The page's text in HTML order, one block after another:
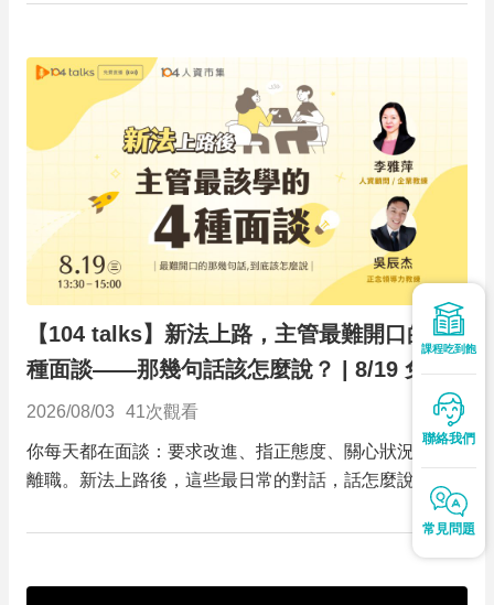
課程吃到飽
聯絡我們
常見問題
【104 talks】新法上路，主管最難開口的四
種面談——那幾句話該怎麼說？ | 8/19 免費
直播
2026/08/03 41次觀看
你每天都在面談：要求改進、指正態度、關心狀況、慰留
離職。新法上路後，這些最日常的對話，話怎麼說、關心
到哪、要求到哪，都成了不能不學的分寸。本場由兩位講
師聯手，用「該要求時不踩線 × 該關心時留住人」的雙
面談都談對！